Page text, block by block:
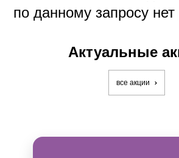
по данному запросу нет
Актуальные
все акции